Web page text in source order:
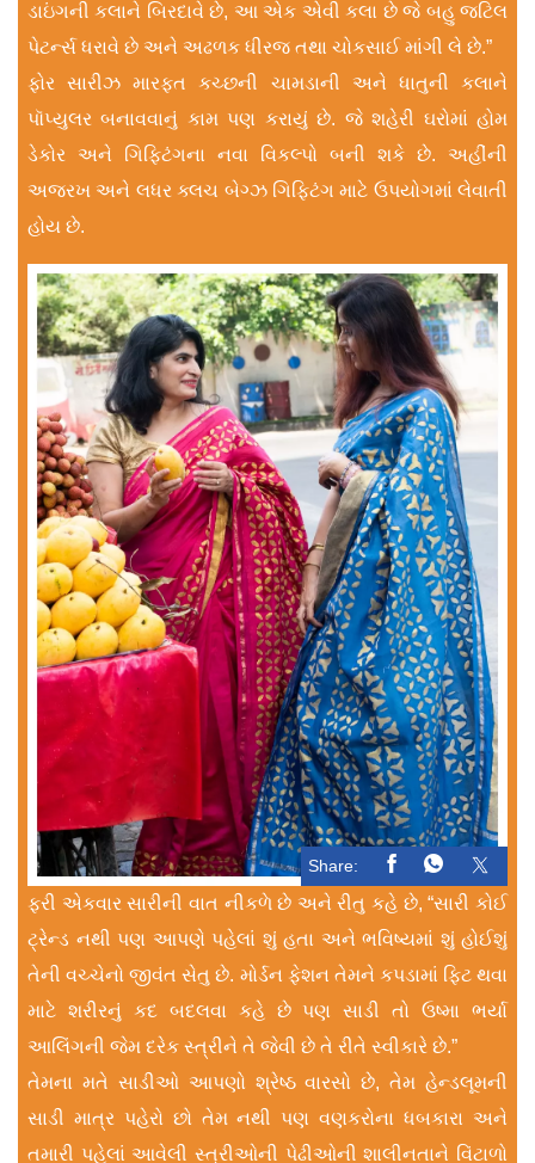
ડાઇંગની કલાને બિરદાવે છે, આ એક એવી કલા છે જે બહુ જટિલ
પેટર્ન્સ ધરાવે છે અને અઢળક ધીરજ તથા ચોકસાઈ માંગી લે છે.”
ફોર સારીઝ મારફત કચ્છની ચામડાની અને ધાતુની કલાને
પૉપ્યુલર બનાવવાનું કામ પણ કરાયું છે. જે શહેરી ઘરોમાં હોમ
ડેકોર અને ગિફ્ટિંગના નવા વિકલ્પો બની શકે છે. અહીંની
અજરખ અને લધર ક્લચ બેગ્ઝ ગિફ્ટિંગ માટે ઉપયોગમાં લેવાતી
હોય છે.
Share:
ફરી એકવાર સારીની વાત નીકળે છે અને રીતુ કહે છે, “સારી કોઈ
ટ્રેન્ડ નથી પણ આપણે પહેલાં શું હતા અને ભવિષ્યમાં શું હોઈશું
તેની વચ્ચેનો જીવંત સેતુ છે. મોર્ડન ફેશન તેમને કપડામાં ફિટ થવા
માટે શરીરનું કદ બદલવા કહે છે પણ સાડી તો ઉષ્મા ભર્યા
આલિંગની જેમ દરેક સ્ત્રીને તે જેવી છે તે રીતે સ્વીકારે છે.”
તેમના મતે સાડીઓ આપણો શ્રેષ્ઠ વારસો છે, તેમ હેન્ડલૂમની
સાડી માત્ર પહેરો છો તેમ નથી પણ વણકરોના ધબકારા અને
તમારી પહેલાં આવેલી સ્ત્રીઓની પેઢીઓની શાલીનતાને વિંટાળો